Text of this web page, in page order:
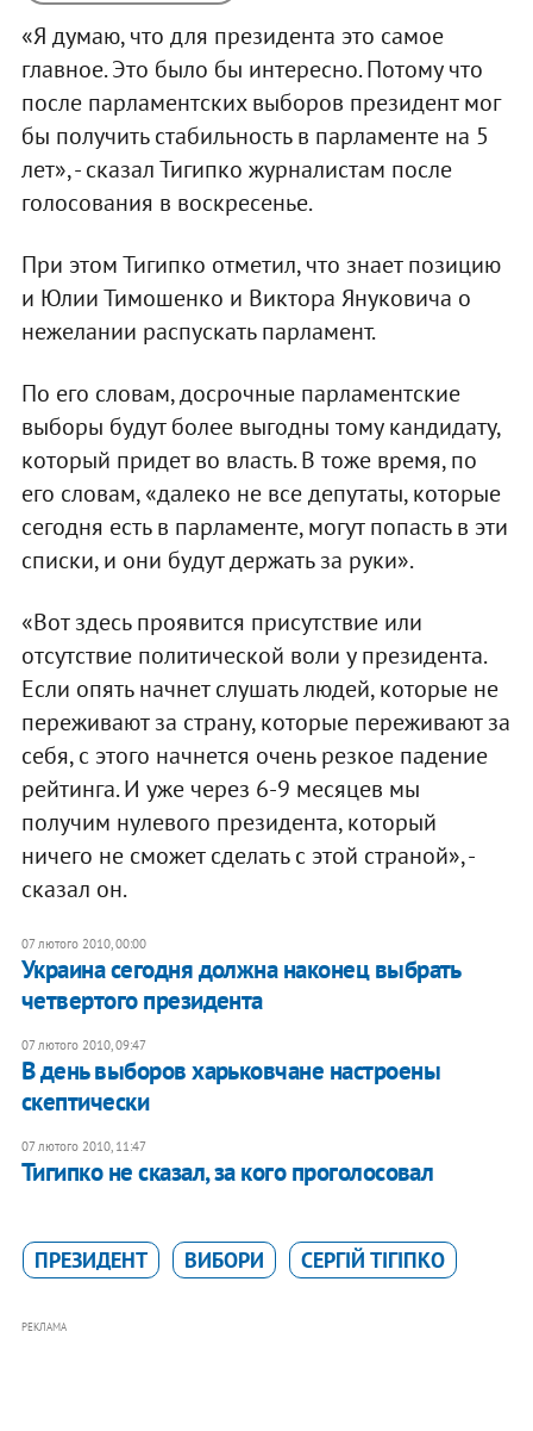
«Я думаю, что для президента это самое
главное. Это было бы интересно. Потому что
после парламентских выборов президент мог
бы получить стабильность в парламенте на 5
лет», - сказал Тигипко журналистам после
голосования в воскресенье.
При этом Тигипко отметил, что знает позицию
и Юлии Тимошенко и Виктора Януковича о
нежелании распускать парламент.
По его словам, досрочные парламентские
выборы будут более выгодны тому кандидату,
который придет во власть. В тоже время, по
его словам, «далеко не все депутаты, которые
сегодня есть в парламенте, могут попасть в эти
списки, и они будут держать за руки».
«Вот здесь проявится присутствие или
отсутствие политической воли у президента.
Если опять начнет слушать людей, которые не
переживают за страну, которые переживают за
себя, с этого начнется очень резкое падение
рейтинга. И уже через 6-9 месяцев мы
получим нулевого президента, который
ничего не сможет сделать с этой страной», -
сказал он.
07 лютого 2010, 00:00
Украина сегодня должна наконец выбрать
четвертого президента
07 лютого 2010, 09:47
В день выборов харьковчане настроены
скептически
07 лютого 2010, 11:47
Тигипко не сказал, за кого проголосовал
ПРЕЗИДЕНТ ВИБОРИ СЕРГІЙ ТІГІПКО
РЕКЛАМА